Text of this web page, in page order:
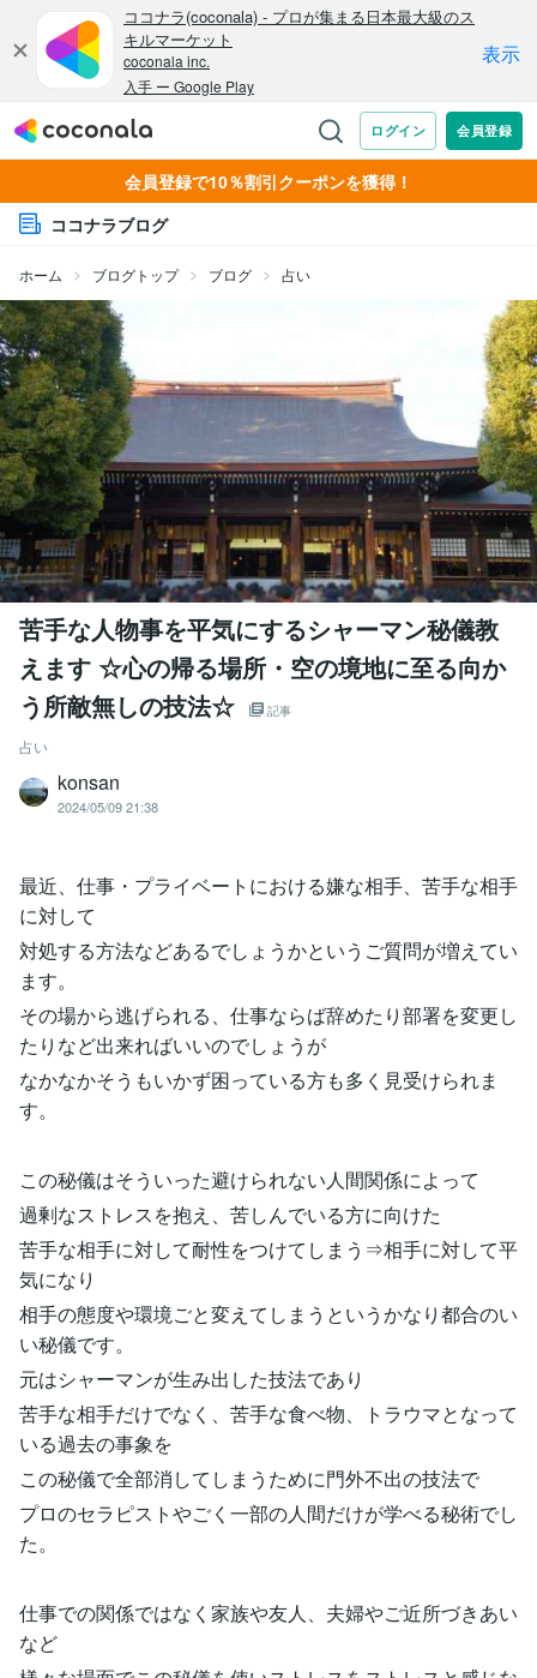
会員登録で10％割引クーポンを獲得！
ココナラブログ
ホーム ブログトップ ブログ 占い
苦手な人物事を平気にするシャーマン秘儀教
えます ☆心の帰る場所・空の境地に至る向か
う所敵無しの技法☆
記事
占い
konsan
2024/05/09 21:38
最近、仕事・プライベートにおける嫌な相手、苦手な相手
に対して
対処する方法などあるでしょうかというご質問が増えてい
ます。
その場から逃げられる、仕事ならば辞めたり部署を変更し
たりなど出来ればいいのでしょうが
なかなかそうもいかず困っている方も多く見受けられま
す。
この秘儀はそういった避けられない人間関係によって
過剰なストレスを抱え、苦しんでいる方に向けた
苦手な相手に対して耐性をつけてしまう⇒相手に対して平
気になり
相手の態度や環境ごと変えてしまうというかなり都合のい
い秘儀です。
元はシャーマンが生み出した技法であり
苦手な相手だけでなく、苦手な食べ物、トラウマとなって
いる過去の事象を
この秘儀で全部消してしまうために門外不出の技法で
プロのセラピストやごく一部の人間だけが学べる秘術でし
た。
仕事での関係ではなく家族や友人、夫婦やご近所づきあい
など